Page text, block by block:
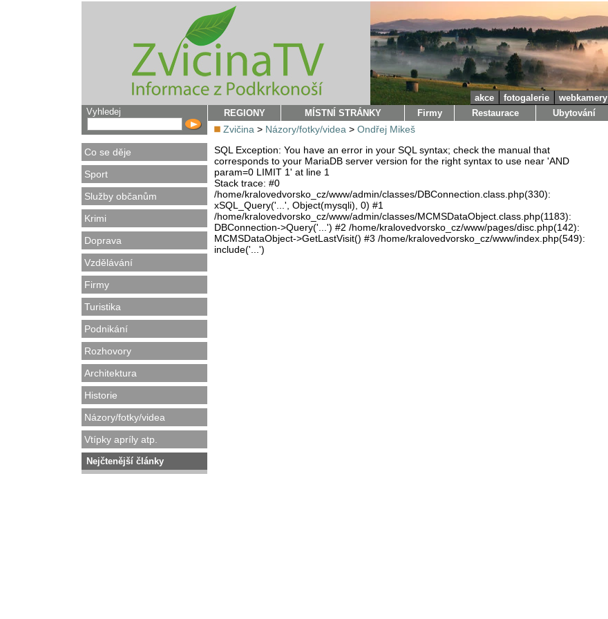
Vyhledej
Co se děje
Sport
Služby občanům
Krimi
Doprava
Vzdělávání
Firmy
Turistika
Podnikání
Rozhovory
Architektura
Historie
Názory/fotky/videa
Vtípky apríly atp.
Nejčtenější články
akce fotogalerie
webkamery
REGIONY
MÍSTNÍ STRÁNKY Firmy Restaurace Ubytování
Zvičina > Názory/fotky/videa > Ondřej Mikeš
SQL Exception: You have an error in your SQL syntax; check the manual that
corresponds to your MariaDB server version for the right syntax to use near 'AND
param=0 LIMIT 1' at line 1
Stack trace: #0
/home/kralovedvorsko_cz/www/admin/classes/DBConnection.class.php(330):
xSQL_Query('...', Object(mysqli), 0) #1
/home/kralovedvorsko_cz/www/admin/classes/MCMSDataObject.class.php(1183):
DBConnection->Query('...') #2 /home/kralovedvorsko_cz/www/pages/disc.php(142):
MCMSDataObject->GetLastVisit() #3 /home/kralovedvorsko_cz/www/index.php(549):
include('...')